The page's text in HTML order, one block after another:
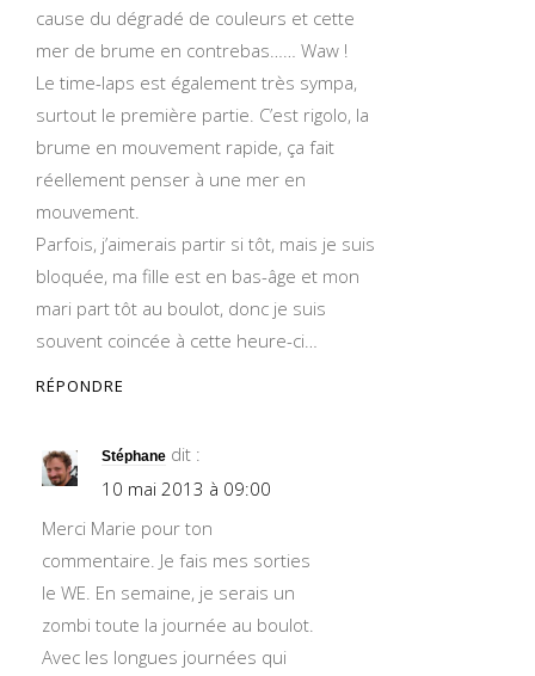
cause du dégradé de couleurs et cette
mer de brume en contrebas…… Waw !
Le time-laps est également très sympa,
surtout le première partie. C’est rigolo, la
brume en mouvement rapide, ça fait
réellement penser à une mer en
mouvement.
Parfois, j’aimerais partir si tôt, mais je suis
bloquée, ma fille est en bas-âge et mon
mari part tôt au boulot, donc je suis
souvent coincée à cette heure-ci…
RÉPONDRE
Stéphane dit :
10 mai 2013 à 09:00
Merci Marie pour ton
commentaire. Je fais mes sorties
le WE. En semaine, je serais un
zombi toute la journée au boulot.
Avec les longues journées qui